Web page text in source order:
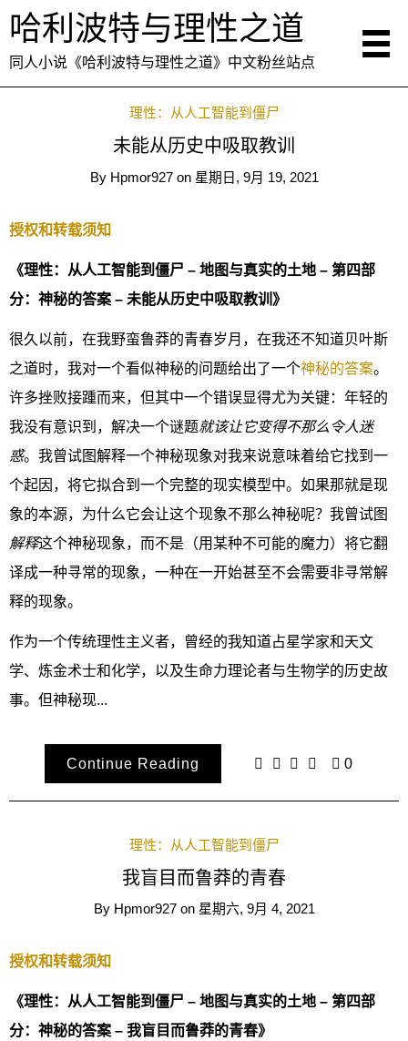
哈利波特与理性之道
同人小说《哈利波特与理性之道》中文粉丝站点
理性：从人工智能到僵尸
未能从历史中吸取教训
By Hpmor927 on 星期日, 9月 19, 2021
授权和转载须知
《理性：从人工智能到僵尸 – 地图与真实的土地 – 第四部
分：神秘的答案 – 未能从历史中吸取教训》
很久以前，在我野蛮鲁莽的青春岁月，在我还不知道贝叶斯
之道时，我对一个看似神秘的问题给出了一个神秘的答案。
许多挫败接踵而来，但其中一个错误显得尤为关键：年轻的
我没有意识到，解决一个谜题就该让它变得不那么令人迷
惑。我曾试图解释一个神秘现象对我来说意味着给它找到一
个起因，将它拟合到一个完整的现实模型中。如果那就是现
象的本源，为什么它会让这个现象不那么神秘呢？我曾试图
解释这个神秘现象，而不是（用某种不可能的魔力）将它翻
译成一种寻常的现象，一种在一开始甚至不会需要非寻常解
释的现象。
作为一个传统理性主义者，曾经的我知道占星学家和天文
学、炼金术士和化学，以及生命力理论者与生物学的历史故
事。但神秘现...
Continue Reading 0
理性：从人工智能到僵尸
我盲目而鲁莽的青春
By Hpmor927 on 星期六, 9月 4, 2021
授权和转载须知
《理性：从人工智能到僵尸 – 地图与真实的土地 – 第四部
分：神秘的答案 – 我盲目而鲁莽的青春》